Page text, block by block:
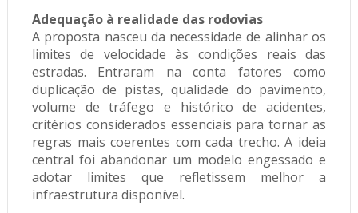
Adequação à realidade das rodovias
A proposta nasceu da necessidade de alinhar os
limites de velocidade às condições reais das
estradas. Entraram na conta fatores como
duplicação de pistas, qualidade do pavimento,
volume de tráfego e histórico de acidentes,
critérios considerados essenciais para tornar as
regras mais coerentes com cada trecho. A ideia
central foi abandonar um modelo engessado e
adotar limites que refletissem melhor a
infraestrutura disponível.